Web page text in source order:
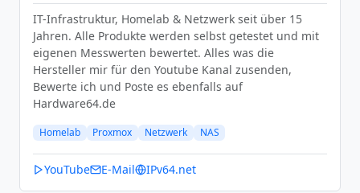
IT-Infrastruktur, Homelab & Netzwerk seit über 15
Jahren. Alle Produkte werden selbst getestet und mit
eigenen Messwerten bewertet. Alles was die
Hersteller mir für den Youtube Kanal zusenden,
Bewerte ich und Poste es ebenfalls auf
Hardware64.de
Homelab Proxmox Netzwerk NAS
YouTube E-Mail IPv64.net